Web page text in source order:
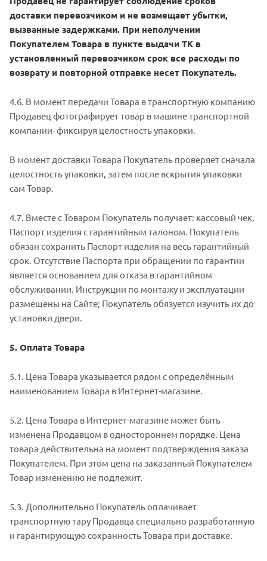
доставки перевозчиком и не возмещает убытки,
вызванные задержками. При неполучении
Покупателем Товара в пункте выдачи ТК в
установленный перевозчиком срок все расходы по
возврату и повторной отправке несет Покупатель.
4.6. В момент передачи Товара в транспортную компанию
Продавец фотографирует товар в машине транспортной
компании- фиксируя целостность упаковки.
В момент доставки Товара Покупатель проверяет сначала
целостность упаковки, затем после вскрытия упаковки
сам Товар.
4.7. Вместе с Товаром Покупатель получает: кассовый чек,
Паспорт изделия с гарантийным талоном. Покупатель
обязан сохранить Паспорт изделия на весь гарантийный
срок. Отсутствие Паспорта при обращении по гарантии
является основанием для отказа в гарантийном
обслуживании. Инструкции по монтажу и эксплуатации
размещены на Сайте; Покупатель обязуется изучить их до
установки двери.
5. Оплата Товара
5.1. Цена Товара указывается рядом с определённым
наименованием Товара в Интернет-магазине.
5.2. Цена Товара в Интернет-магазине может быть
изменена Продавцом в одностороннем порядке. Цена
товара действительна на момент подтверждения заказа
Покупателем. При этом цена на заказанный Покупателем
Товар изменению не подлежит.
5.3. Дополнительно Покупатель оплачивает
транспортную тару Продавца специально разработанную
и гарантирующую сохранность Товара при доставке.